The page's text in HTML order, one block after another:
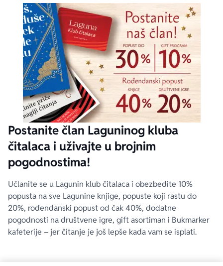
Postanite član Laguninog kluba
čitalaca i uživajte u brojnim
pogodnostima!
Učlanite se u Lagunin klub čitalaca i obezbedite 10%
popusta na sve Lagunine knjige, popuste koji rastu do
20%, rođendanski popust od čak 40%, dodatne
pogodnosti na društvene igre, gift asortiman i Bukmarker
kafeterije – jer čitanje je još lepše kada vam se isplati.